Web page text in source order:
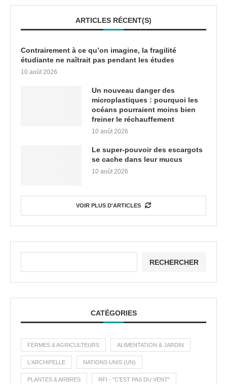
ARTICLES RÉCENT(S)
Contrairement à ce qu’on imagine, la fragilité
étudiante ne naîtrait pas pendant les études
10 août 2026
Un nouveau danger des
microplastiques : pourquoi les
océans pourraient moins bien
freiner le réchauffement
10 août 2026
Le super-pouvoir des escargots
se cache dans leur mucus
10 août 2026
VOIR PLUS D'ARTICLES
RECHERCHER
CATÉGORIES
FERMES & AGRICULTEURS ALIMENTATION & JARDIN
L'ARCHIPELLE NATIONS UNIS (UN)
PLANTES & ARBRES RFI - "C'EST PAS DU VENT"